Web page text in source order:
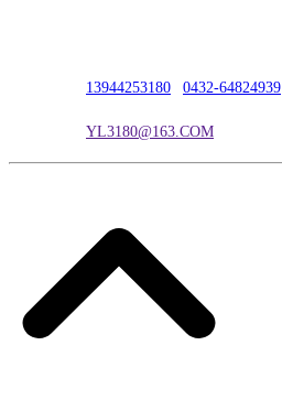
13944253180 0432-64824939
YL3180@163.COM